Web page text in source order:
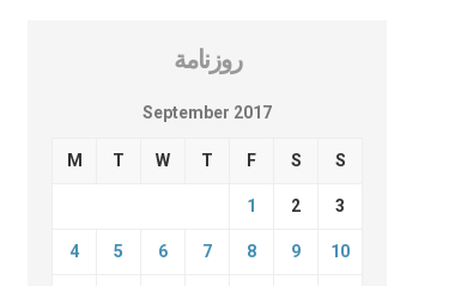
روزنامة
September 2017
M T W T F S S
1 2 3
4 5 6 7 8 9 10